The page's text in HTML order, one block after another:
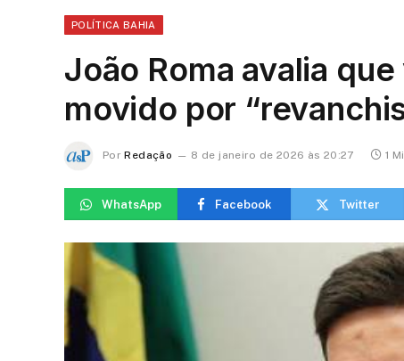
POLÍTICA BAHIA
João Roma avalia
movido por
Por Redação 8 de janeiro de 2026 às 20:27 1
WhatsApp Facebook Twitter